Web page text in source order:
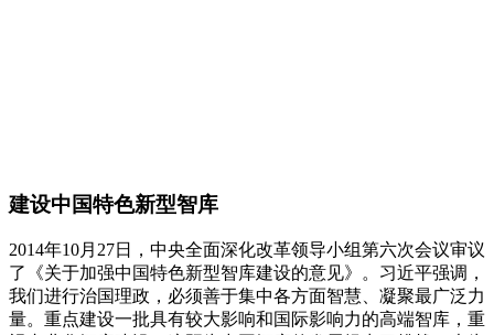
建设中国特色新型智库
2014年10月27日，中央全面深化改革领导小组第六次会议审议
了《关于加强中国特色新型智库建设的意见》。习近平强调，
我们进行治国理政，必须善于集中各方面智慧、凝聚最广泛力
量。重点建设一批具有较大影响和国际影响力的高端智库，重